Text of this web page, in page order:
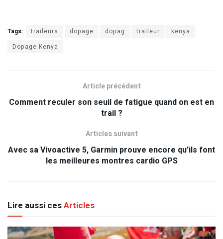
Tags: traileurs dopage dopag traileur
kenya
Dopage Kenya
Article précédent
Comment reculer son seuil de fatigue quand on est en
trail ?
Articles suivant
Avec sa Vivoactive 5, Garmin prouve encore qu’ils font
les meilleures montres cardio GPS
Lire aussi cesArticles